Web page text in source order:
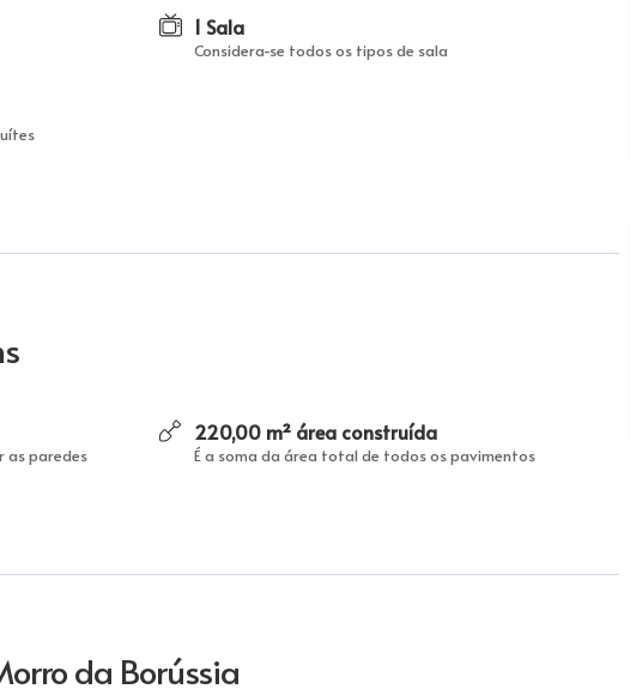
1 Sala
Considera-se todos os tipos de sala
as paredes
220,00 m² área construída
É a soma da área total de todos os pavimentos
da Borússia